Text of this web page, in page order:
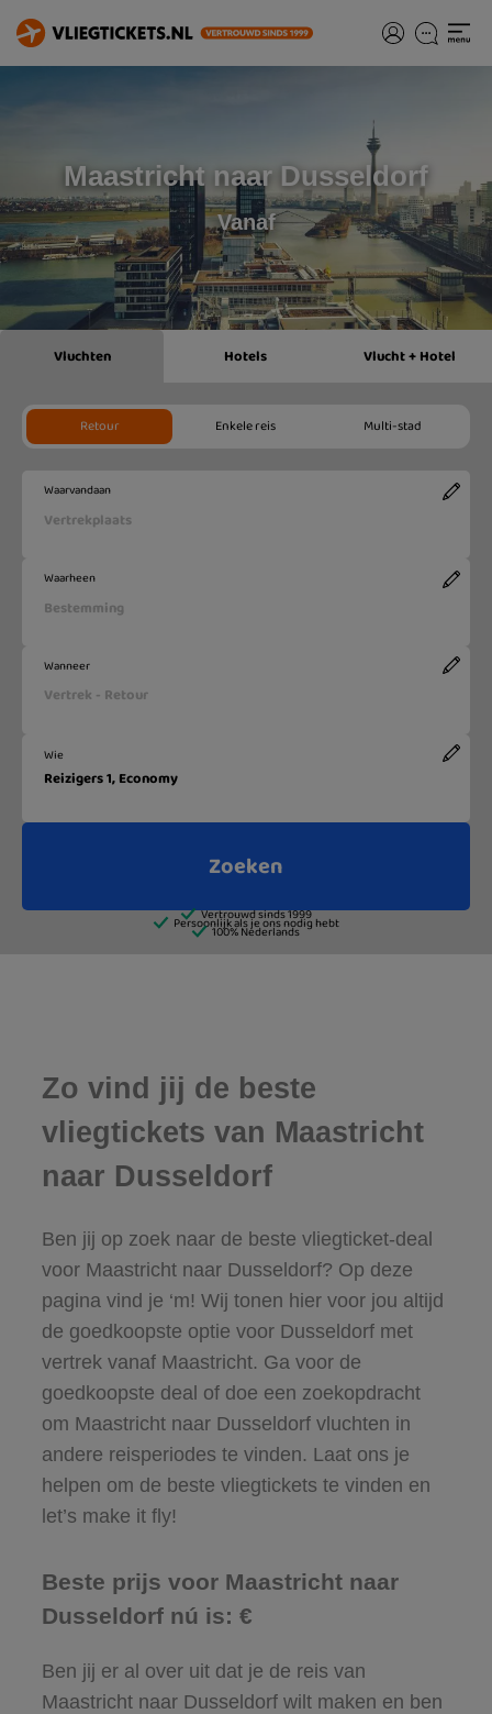
Maastricht naar Dusseldorf
Vanaf
Zo vind jij de beste
vliegtickets van Maastricht
naar Dusseldorf
Ben jij op zoek naar de beste vliegticket-deal
voor Maastricht naar Dusseldorf? Op deze
pagina vind je ‘m! Wij tonen hier voor jou altijd
de goedkoopste optie voor Dusseldorf met
vertrek vanaf Maastricht. Ga voor de
goedkoopste deal of doe een zoekopdracht
om Maastricht naar Dusseldorf vluchten in
andere reisperiodes te vinden. Laat ons je
helpen om de beste vliegtickets te vinden en
let’s make it fly!
Beste prijs voor Maastricht naar
Dusseldorf nú is: €
Ben jij er al over uit dat je de reis van
Maastricht naar Dusseldorf wilt maken en ben